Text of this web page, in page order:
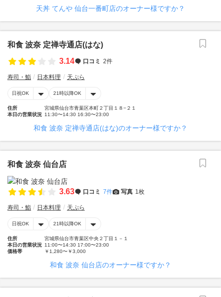
天丼 てんや 仙台一番町店のオーナー様ですか？
和食 波奈 定禅寺通店(はな)
3.14
口コミ 2件
寿司・鮨 日本料理 天ぷら
日祝OK 21時以降OK
住所
宮城県仙台市青葉区本町２丁目１８−２１
本日の営業状況 11:30〜14:30 16:30〜23:00
和食 波奈 定禅寺通店(はな)のオーナー様ですか？
和食 波奈 仙台店
3.63 口コミ 7件 写真 1枚
寿司・鮨 日本料理 天ぷら
日祝OK 21時以降OK
住所
宮城県仙台市青葉区中央２丁目１－１
本日の営業状況 11:00〜14:30 17:00〜23:00
価格帯
￥1,280〜￥3,000
和食 波奈 仙台店のオーナー様ですか？